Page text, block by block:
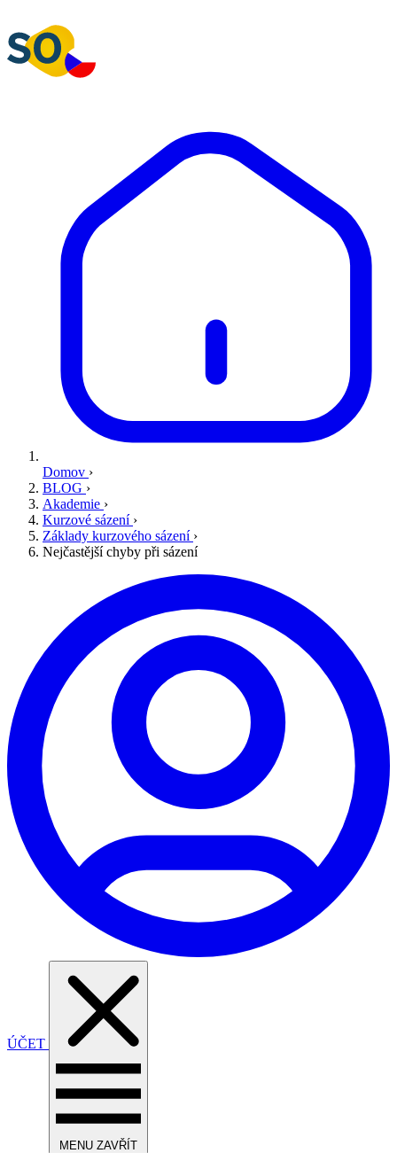
Domov ›
BLOG ›
Akademie ›
Kurzové sázení ›
Základy kurzového sázení ›
Nejčastější chyby při sázení
ÚČET
MENU ZAVŘÍT